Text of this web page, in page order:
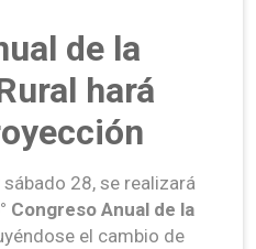
de la
hará
28, se realizará
Congreso Anual de la
el cambio de